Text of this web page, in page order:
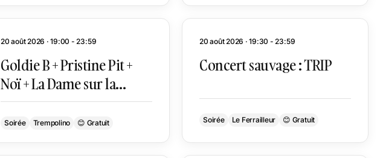
20 août 2026 · 19:00 - 23:59
Goldie B + Pristine Pit +
Noï + La Dame sur la
terrasse de Trempo
Soirée Trempolino 😊 Gratuit
20 août 2026 · 19:30 - 23:59
Concert sauvage : TRIP
Soirée Le Ferrailleur 😊 Gratuit